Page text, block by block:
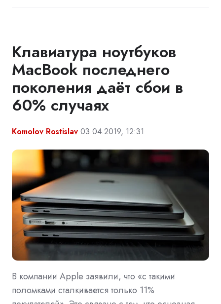
Клавиатура ноутбуков
MacBook последнего
поколения даёт сбои в
60% случаях
Komolov Rostislav 03.04.2019, 12:31
В компании Apple заявили, что «с такими
поломками сталкивается только 11%